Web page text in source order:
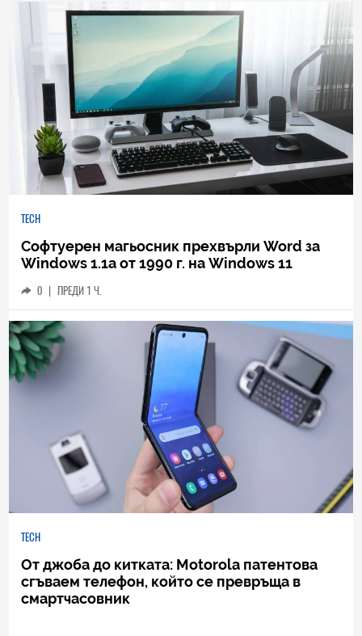
TECH
Софтуерен магьосник прехвърли Word за
Windows 1.1a от 1990 г. на Windows 11
0 | ПРЕДИ 1 Ч.
TECH
От джоба до китката: Motorola патентова
сгъваем телефон, който се превръща в
смартчасовник